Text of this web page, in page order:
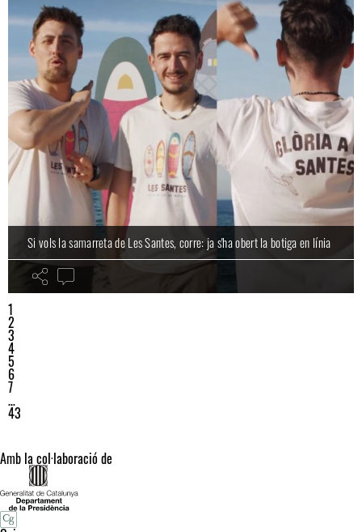
Si vols la samarreta de Les Santes, corre: ja s'ha obert la botiga en línia
1
2
3
4
5
6
7
…
43
Amb la col·laboració de